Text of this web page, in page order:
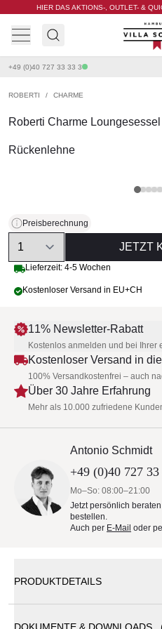
HIER DAS AKTIONS-, OUTLET- &
Villa
+49 (0)40 727 33 33 3
ROBERTI / CHARME
Roberti Charme
Rückenlehne
Preisberechnung
Quantity
JETZT
Lieferzeit: 4-5 Wochen
Kostenloser Versand in EU+CH
11% Newsletter-Rabatt
Kostenlos anmelden und bei Ihrer
Kostenloser Versand in
100% Versandkostenfrei – auch
Über 30 Jahre Erfahrung
Mehr als 10.000 zufriedene
Antonio Schmidt
+49 (0)40 727
Mo–So: 08:00–21:00
Jetzt persönlich
bestellen.
Auch per E-Mail oder
PRODUKTDETAILS
DOKUMENTE & DOWNLOADS